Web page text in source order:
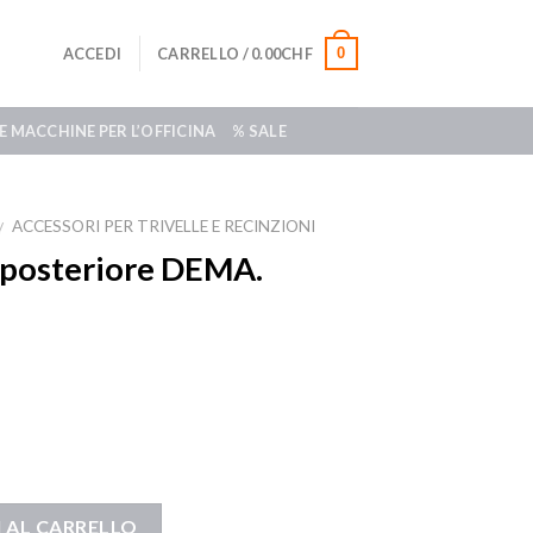
ACCEDI CARRELLO /0.00CHF 0
MACCHINE PER L’OFFICINA % SALE
/ ACCESSORI PER TRIVELLE E RECINZIONI
DEMA.
CARRELLO